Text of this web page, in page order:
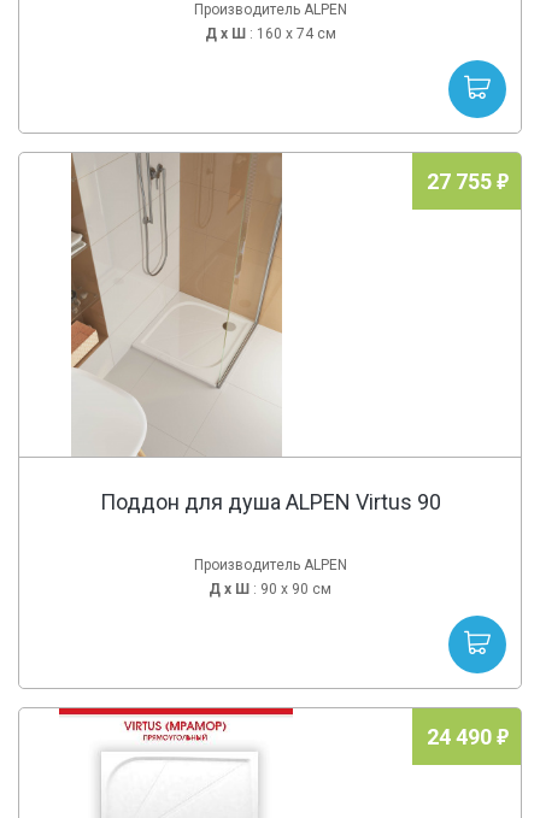
Производитель ALPEN
Д х Ш : 160 x 74 см
27 755
Поддон для душа ALPEN Virtus 90
Производитель ALPEN
Д х Ш : 90 x 90 см
24 490